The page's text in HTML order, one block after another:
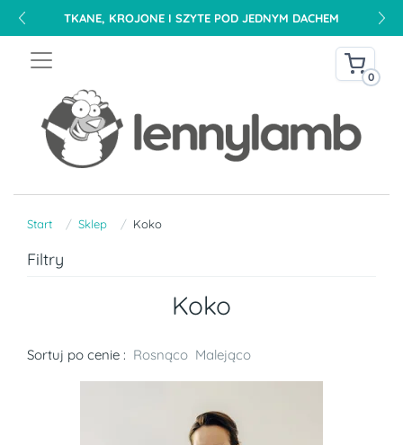
TKANE, KROJONE I SZYTE POD JEDNYM DACHEM
0
Start Sklep Koko
Filtry
Koko
Sortuj po cenie : Rosnąco Malejąco